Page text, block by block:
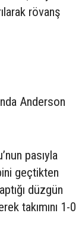
rövanş
Anderson
pasıyla
geçtikten
düzgün
takımını 1-0